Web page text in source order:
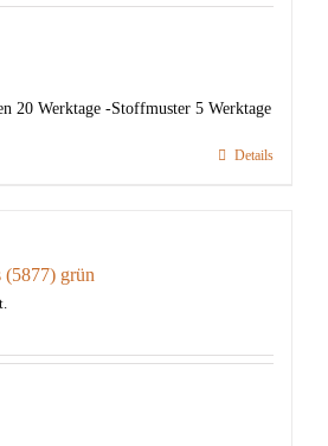
20 Werktage -Stoffmuster 5 Werktage
Details
grün